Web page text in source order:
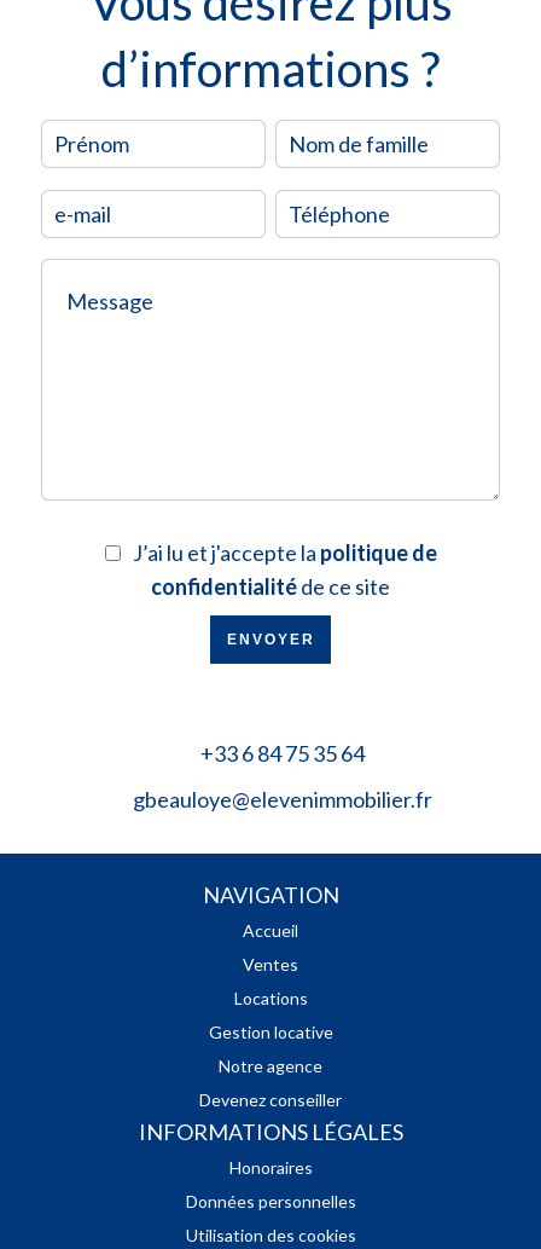
d’informations ?
J’ai lu et j'accepte la politique de
confidentialitéde ce site
ENVOYER
+33 6 84 75 35 64
gbeauloye@elevenimmobilier.fr
NAVIGATION
Accueil
Ventes
Locations
Gestion locative
Notre agence
Devenez conseiller
INFORMATIONS LÉGALES
Honoraires
Données personnelles
Utilisation des cookies